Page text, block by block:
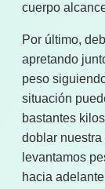
cuerpo
Por último,
apretando
peso
situación
bastantes
doblar
levantamos
hacia